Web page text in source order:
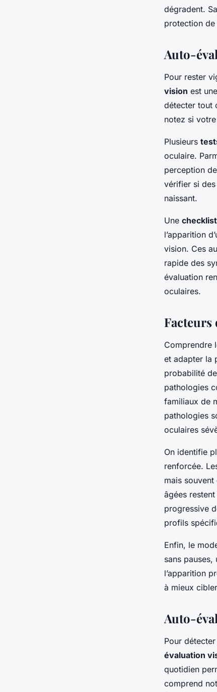
dégradent.
protection de
Auto-
Pour rester
vision est
détecter tout
notez si
Plusieurs
oculaire.
perception
vérifier si
naissant.
Une
l’apparition
vision. Ces
rapide des
évaluation
oculaires.
Facteurs
Comprendre
et adapter la
probabilité
pathologies
familiaux de
pathologies
oculaires
On identifie
renforcée.
mais
âgées
progressive
profils
Enfin, le
sans
l’apparition
à mieux
Auto-
Pour
évaluation
quotidien
comprend